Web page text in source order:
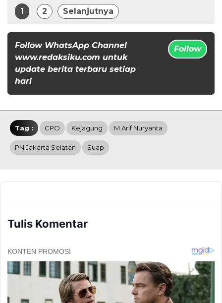
1
2 Selanjutnya
Follow WhatsApp Channel
www.redaksiku.com untuk
update berita terbaru setiap
hari
Follow
Tag : CPO Kejagung M Arif Nuryanta
PN Jakarta Selatan Suap
Tulis Komentar